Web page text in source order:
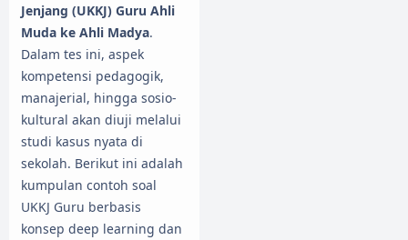
Jenjang (UKKJ) Guru Ahli
Muda ke Ahli Madya.
Dalam tes ini, aspek
kompetensi pedagogik,
manajerial, hingga sosio-
kultural akan diuji melalui
studi kasus nyata di
sekolah. Berikut ini adalah
kumpulan contoh soal
UKKJ Guru berbasis
konsep deep learning dan